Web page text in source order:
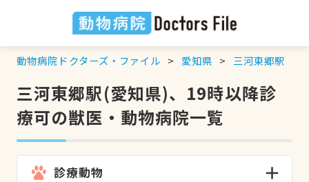
動物病院ドクターズ・ファイル 愛知県 三河東郷駅
三河東郷駅(愛知県)、19時以降診
療可の獣医・動物病院一覧
診療動物